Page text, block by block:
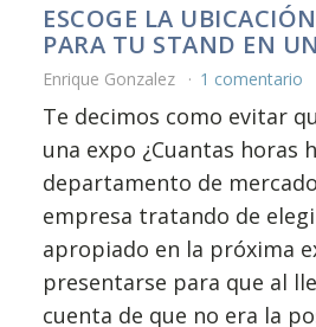
ESCOGE LA
PARA TU STAND EN
Enrique Gonzalez 1 comentario
Te decimos como evitar
una expo ¿Cuantas horas
departamento de
empresa tratando de
apropiado en la próxima
presentarse para que al
cuenta de que no era la